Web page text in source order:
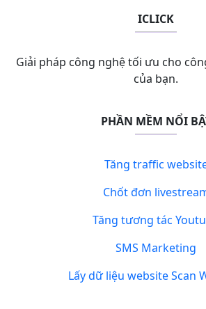
ICLICK
Giải pháp công nghệ tối ưu cho
của bạn.
PHẦN MỀM NỔI
Tăng traffic
Chốt đơn
Tăng tương tác
SMS Marketing
Lấy dữ liệu website Scan